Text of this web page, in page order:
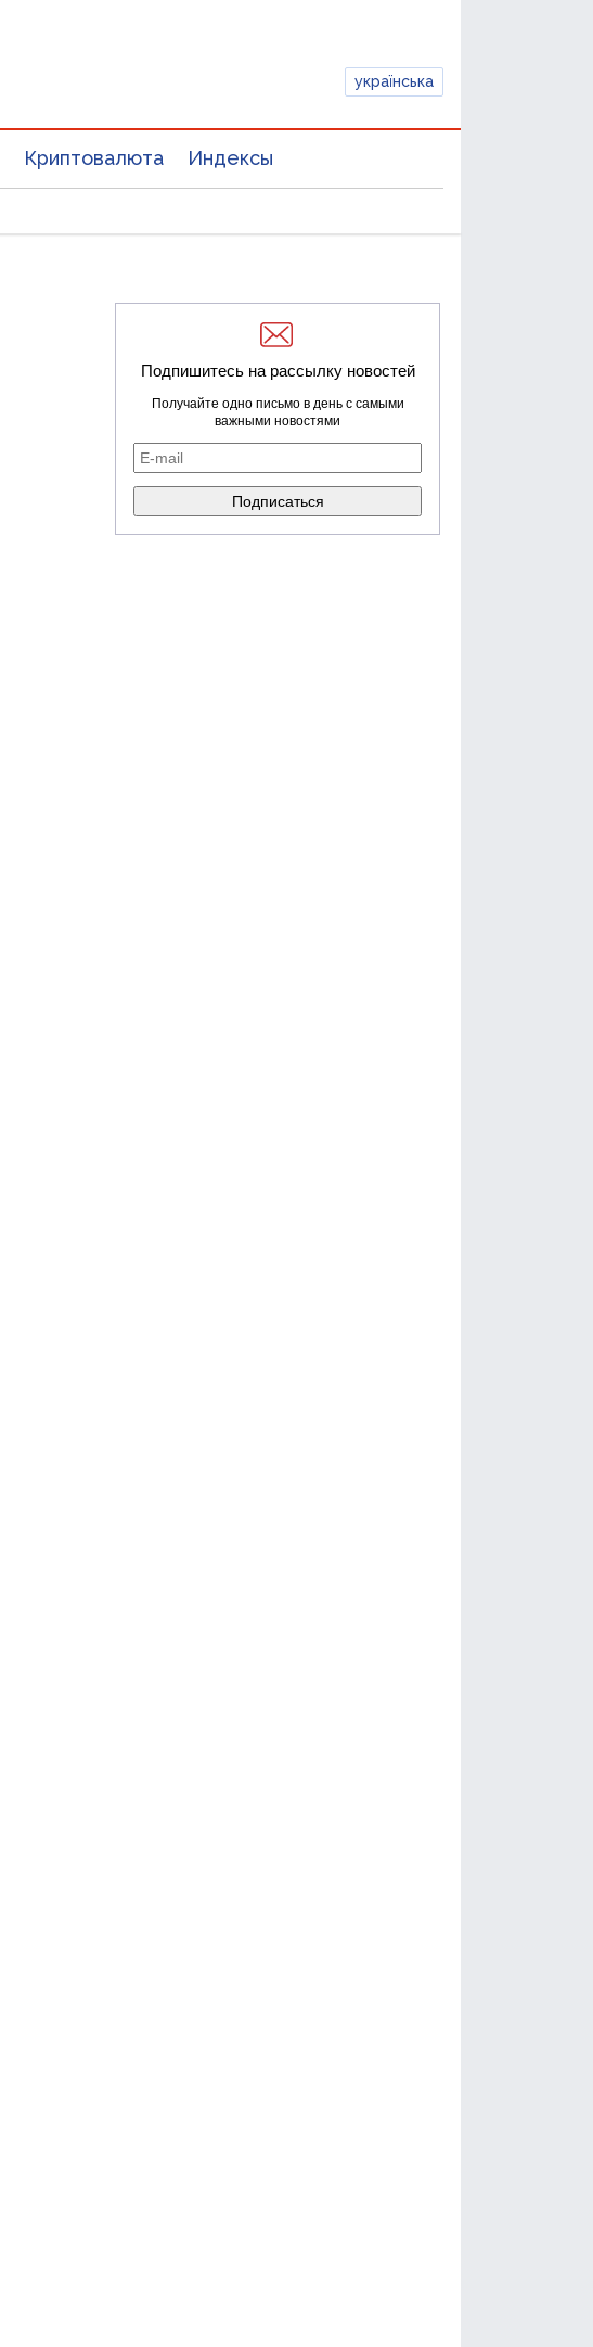
українська
Криптовалюта Индексы
Подпишитесь на рассылку новостей
Получайте одно письмо в день с самыми
важными новостями